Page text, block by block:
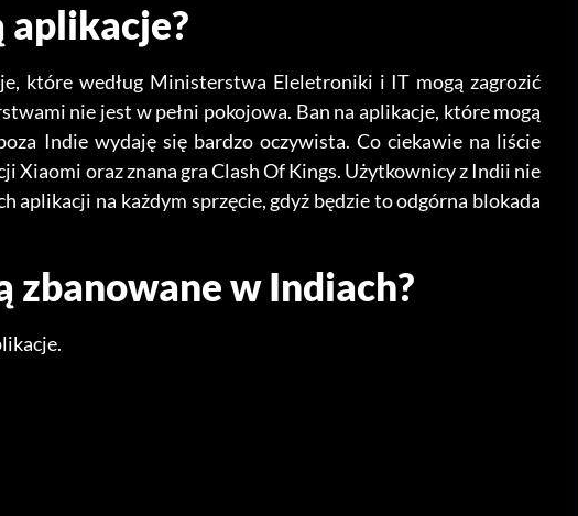
aplikacje?
które według Ministerstwa Eleletroniki i IT mogą zagrozić
nie jest w pełni pokojowa. Ban na aplikacje, które mogą
Indie wydaję się bardzo oczywista. Co ciekawie na liście
Xiaomi oraz znana gra Clash Of Kings. Użytkownicy z Indii nie
aplikacji na każdym sprzęcie, gdyż będzie to odgórna blokada
zbanowane w Indiach?